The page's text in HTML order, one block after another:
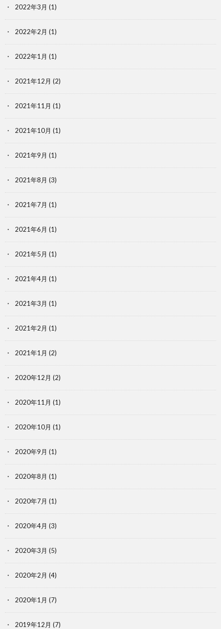
2022年3月 (1)
2022年2月 (1)
2022年1月 (1)
2021年12月 (2)
2021年11月 (1)
2021年10月 (1)
2021年9月 (1)
2021年8月 (3)
2021年7月 (1)
2021年6月 (1)
2021年5月 (1)
2021年4月 (1)
2021年3月 (1)
2021年2月 (1)
2021年1月 (2)
2020年12月 (2)
2020年11月 (1)
2020年10月 (1)
2020年9月 (1)
2020年8月 (1)
2020年7月 (1)
2020年4月 (3)
2020年3月 (5)
2020年2月 (4)
2020年1月 (7)
2019年12月 (7)